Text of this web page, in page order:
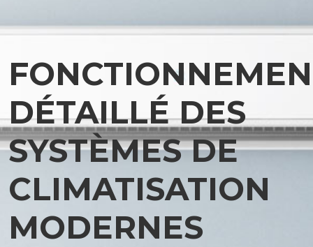
DÉTAILLÉ DES
SYSTÈMES DE
CLIMATISATION
MODERNES